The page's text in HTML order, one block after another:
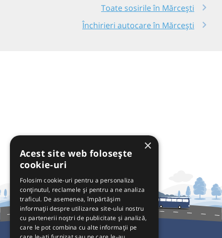
Toate sosirile în Mărcești
Închirieri autocare în Mărcești
×
Acest site web folosește
cookie-uri
Folosim cookie-uri pentru a personaliza
conținutul, reclamele și pentru a ne analiza
traficul. De asemenea, împărtășim
informații despre utilizarea site-ului nostru
cu partenerii noștri de publicitate și analiză,
care le pot combina cu alte informații pe